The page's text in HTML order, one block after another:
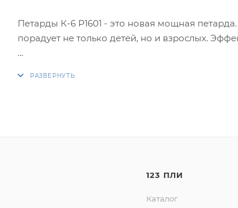
Петарды К-6 Р1601 - это новая мощная
порадует не только детей, но и взрослых.
123 ПЛИ
Каталог